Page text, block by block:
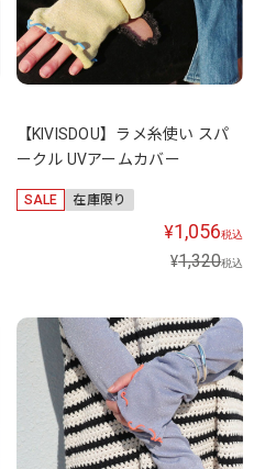
【KIVISDOU】ラメ糸使い スパ
ークル UVアームカバー
SALE 在庫限り
¥1,056税込
¥1,320税込